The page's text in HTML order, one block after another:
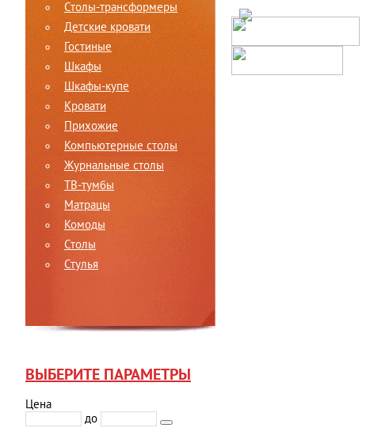
Столы-трансформеры
Детские кровати
Гостиные
Шкафы
Шкафы-купе
Кровати
Прихожие
Компьютерные столы
Журнальные столы
ТВ-тумбы
Матрацы
Комоды
Столы
Стулья
ВЫБЕРИТЕ ПАРАМЕТРЫ
Цена
до